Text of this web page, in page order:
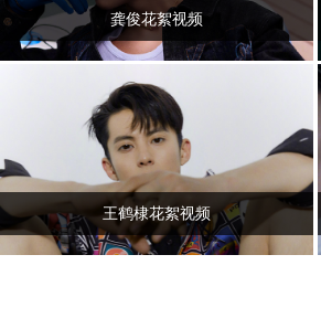
龚俊花絮视频
王鹤棣花絮视频